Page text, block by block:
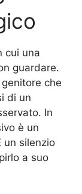
cui una
guardare.
che
di un
In
è un
un silenzio
a suo